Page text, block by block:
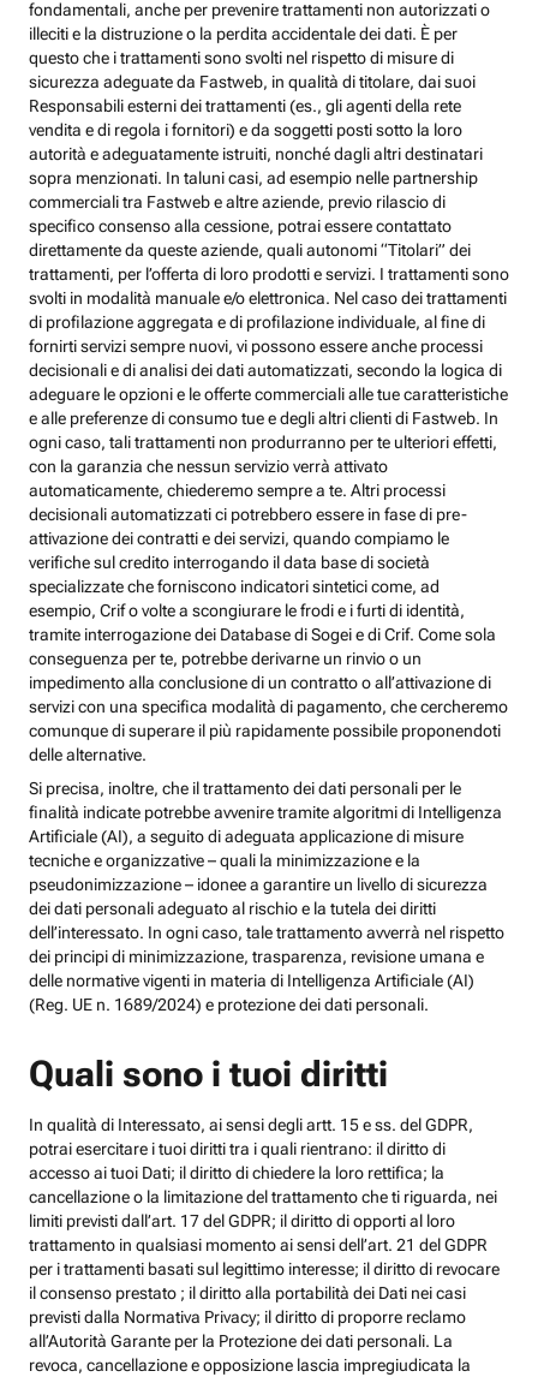
fondamentali, anche per prevenire trattamenti non autorizzati o
illeciti e la distruzione o la perdita accidentale dei dati. È per
questo che i trattamenti sono svolti nel rispetto di misure di
sicurezza adeguate da Fastweb, in qualità di titolare, dai suoi
Responsabili esterni dei trattamenti (es., gli agenti della rete
vendita e di regola i fornitori) e da soggetti posti sotto la loro
autorità e adeguatamente istruiti, nonché dagli altri destinatari
sopra menzionati. In taluni casi, ad esempio nelle partnership
commerciali tra Fastweb e altre aziende, previo rilascio di
specifico consenso alla cessione, potrai essere contattato
direttamente da queste aziende, quali autonomi “Titolari” dei
trattamenti, per l’offerta di loro prodotti e servizi. I trattamenti sono
svolti in modalità manuale e/o elettronica. Nel caso dei trattamenti
di profilazione aggregata e di profilazione individuale, al fine di
fornirti servizi sempre nuovi, vi possono essere anche processi
decisionali e di analisi dei dati automatizzati, secondo la logica di
adeguare le opzioni e le offerte commerciali alle tue caratteristiche
e alle preferenze di consumo tue e degli altri clienti di Fastweb. In
ogni caso, tali trattamenti non produrranno per te ulteriori effetti,
con la garanzia che nessun servizio verrà attivato
automaticamente, chiederemo sempre a te. Altri processi
decisionali automatizzati ci potrebbero essere in fase di pre-
attivazione dei contratti e dei servizi, quando compiamo le
verifiche sul credito interrogando il data base di società
specializzate che forniscono indicatori sintetici come, ad
esempio, Crif o volte a scongiurare le frodi e i furti di identità,
tramite interrogazione dei Database di Sogei e di Crif. Come sola
conseguenza per te, potrebbe derivarne un rinvio o un
impedimento alla conclusione di un contratto o all’attivazione di
servizi con una specifica modalità di pagamento, che cercheremo
comunque di superare il più rapidamente possibile proponendoti
delle alternative.
Si precisa, inoltre, che il trattamento dei dati personali per le
finalità indicate potrebbe avvenire tramite algoritmi di Intelligenza
Artificiale (AI), a seguito di adeguata applicazione di misure
tecniche e organizzative – quali la minimizzazione e la
pseudonimizzazione – idonee a garantire un livello di sicurezza
dei dati personali adeguato al rischio e la tutela dei diritti
dell’interessato. In ogni caso, tale trattamento avverrà nel rispetto
dei principi di minimizzazione, trasparenza, revisione umana e
delle normative vigenti in materia di Intelligenza Artificiale (AI)
(Reg. UE n. 1689/2024) e protezione dei dati personali.
Quali sono i tuoi diritti
In qualità di Interessato, ai sensi degli artt. 15 e ss. del GDPR,
potrai esercitare i tuoi diritti tra i quali rientrano: il diritto di
accesso ai tuoi Dati; il diritto di chiedere la loro rettifica; la
cancellazione o la limitazione del trattamento che ti riguarda, nei
limiti previsti dall’art. 17 del GDPR; il diritto di opporti al loro
trattamento in qualsiasi momento ai sensi dell’art. 21 del GDPR
per i trattamenti basati sul legittimo interesse; il diritto di revocare
il consenso prestato ; il diritto alla portabilità dei Dati nei casi
previsti dalla Normativa Privacy; il diritto di proporre reclamo
all’Autorità Garante per la Protezione dei dati personali. La
revoca, cancellazione e opposizione lascia impregiudicata la